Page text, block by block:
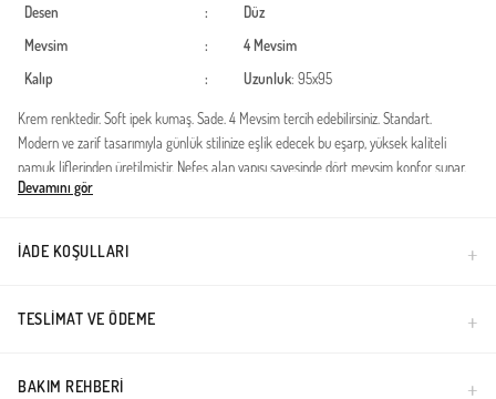
Desen
:
Düz
Mevsim
:
4 Mevsim
Kalıp
: Uzunluk: 95x95
Krem renktedir. Soft ipek kumaş. Sade. 4 Mevsim tercih edebilirsiniz. Standart.
Modern ve zarif tasarımıyla günlük stilinize eşlik edecek bu eşarp, yüksek kaliteli
pamuk liflerinden üretilmiştir. Nefes alan yapısı sayesinde dört mevsim konfor sunar.
Hafif dokusu, gün boyu kayma yapmadan sabit kalmasını sağlar.%100 Pamuk
sergiler.Dört mevsim kullanıma uygundur.Gardırobunuzun vazgeçilmezi olacak bu
parça, hem klasik hem de spor kombinlerinizle mükemmel uyum yakalar. İnce işçiliği
gerektirmeyen pratik kullanım imkanı tanır.
Devamını gör
İADE KOŞULLARI
TESLIMAT VE ÖDEME
BAKIM REHBERI